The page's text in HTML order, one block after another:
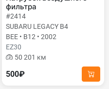
фильтра
#2414
SUBARU LEGACY B4
BEE • B12 • 2002
EZ30
50 201 км
500₽